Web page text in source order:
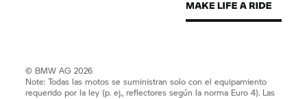
© BMW AG 2026
Note: Todas las motos se suministran solo con el equipamiento
requerido por la ley (p. ej., reflectores según la norma Euro 4). Las